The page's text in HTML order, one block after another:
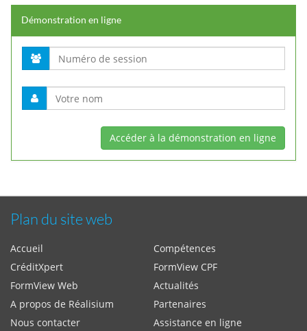
Démonstration en ligne
Accéder à la démonstration en ligne
Plan du site web
Accueil
Compétences
CréditXpert
FormView CPF
FormView Web
Actualités
A propos de Réalisium
Partenaires
Nous contacter
Assistance en ligne